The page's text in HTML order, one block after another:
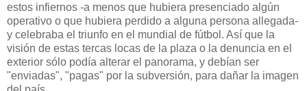
estos infiernos -a menos que hubiera presenciado algún
operativo o que hubiera perdido a alguna persona allegada-
y celebraba el triunfo en el mundial de fútbol. Así que la
visión de estas tercas locas de la plaza o la denuncia en el
exterior sólo podía alterar el panorama, y debían ser
"enviadas", "pagas" por la subversión, para dañar la imagen